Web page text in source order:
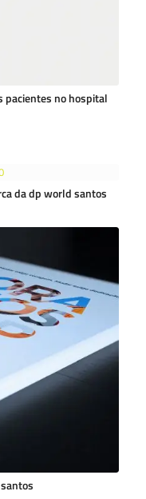
no hospital
da dp world santos